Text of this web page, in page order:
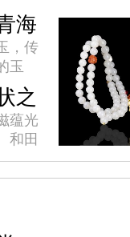
海
，传
玉
牌
65
俄
之
蕴光
和田
中意
疆的